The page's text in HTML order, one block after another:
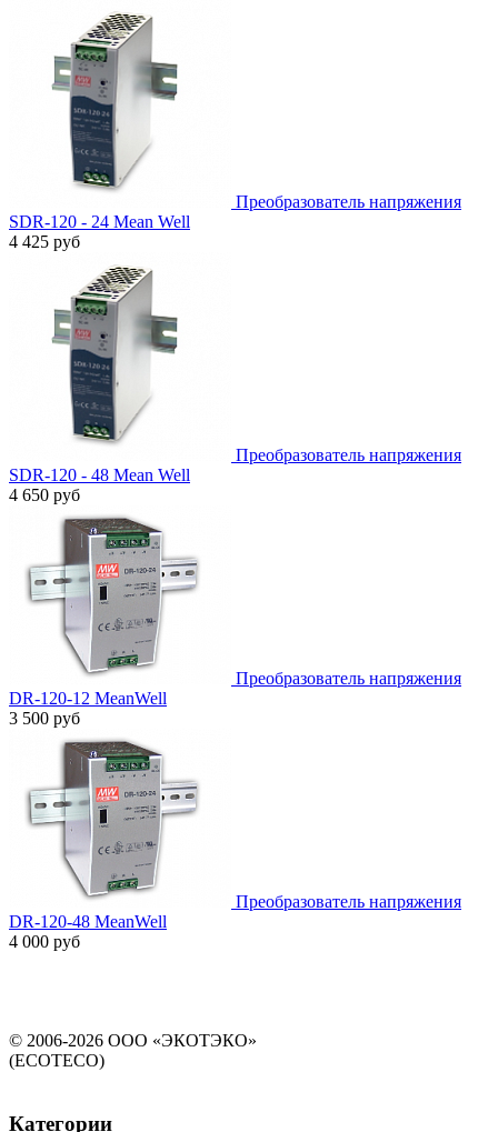
Преобразователь напряжения
SDR-120 - 24 Mean Well
4 425 руб
Преобразователь напряжения
SDR-120 - 48 Mean Well
4 650 руб
Преобразователь напряжения
DR-120-12 MeanWell
3 500 руб
Преобразователь напряжения
DR-120-48 MeanWell
4 000 руб
© 2006-2026 ООО «ЭКОТЭКО»
(ECOTECO)
Категории